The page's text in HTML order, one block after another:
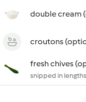
double cream
croutons
fresh chives
snipped in